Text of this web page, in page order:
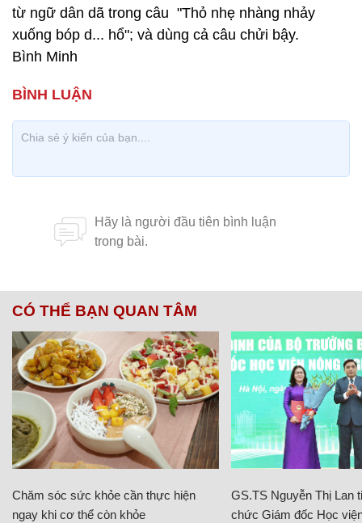
từ ngữ dân dã trong câu "Thỏ nhẹ nhàng nhảy
xuống bóp d... hổ"; và dùng cả câu chửi bậy.
Bình Minh
CÓ THỂ BẠN QUAN TÂM
Chăm sóc sức khỏe cần thực hiện
ngay khi cơ thể còn khỏe
GS.TS Nguyễn Thị Lan
chức Giám đốc Học